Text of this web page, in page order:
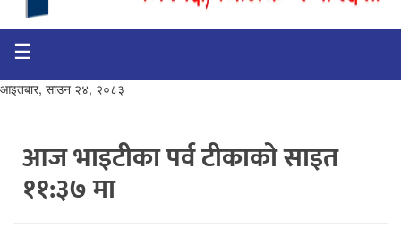
गृहपृष्ठ
भिडियो
खबर
समाचार
☰
आइतबार, साउन २४, २०८३
आज भाइटीका पर्व टीकाकाे साइत
११:३७ मा